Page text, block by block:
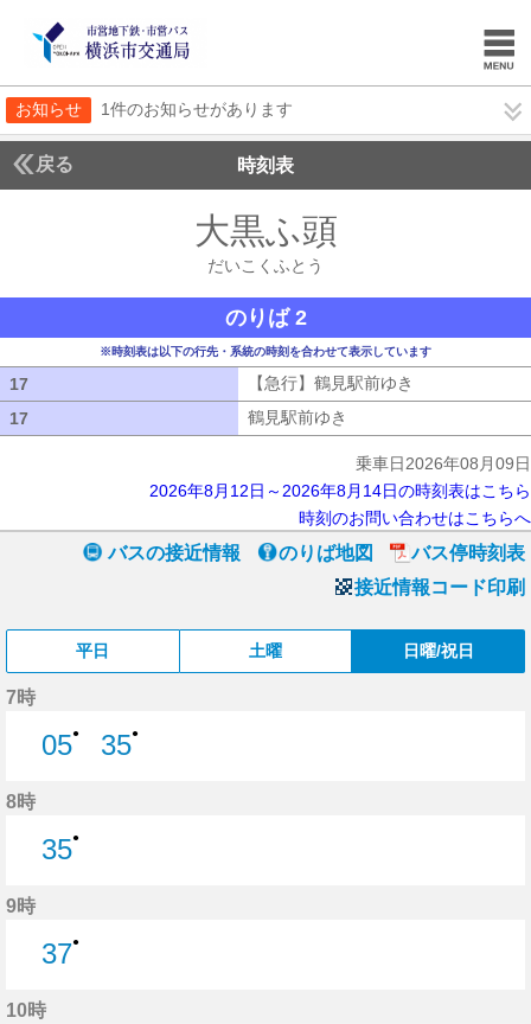
お知らせ 1件のお知らせがあります
戻る 時刻表
大黒ふ頭
だいこくふとう
のりば 2
※時刻表は以下の行先・系統の時刻を合わせて表示しています
17 【急行】鶴見駅前ゆき
17
鶴見駅前ゆき
乗車日2026年08月09日
2026年8月12日～2026年8月14日の時刻表はこちら
時刻のお問い合わせはこちらへ
バスの接近情報 のりば地図
バス停時刻表
接近情報コード印刷
平日 土曜 日曜/祝日
7時
05●
35●
8時
35●
9時
37●
10時